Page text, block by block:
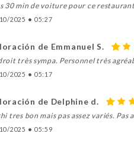
30 min de voiture pour ce
2025 • 05:27
de Emmanuel S.
très sympa. Personnel très
2025 • 05:17
de Delphine d.
tres bon mais pas assez variés.
2025 • 05:59